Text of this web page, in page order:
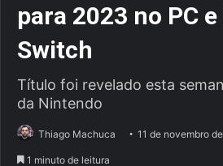
para 2023 no PC
Switch
Título foi revelado esta
da Nintendo
Thiago Machuca 11 de novembro
1 minuto de leitura